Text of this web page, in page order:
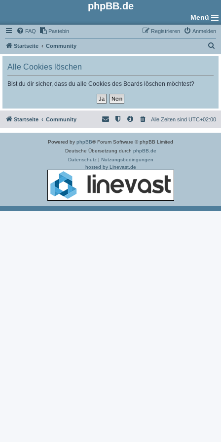
phpBB.de
Menü
FAQ Pastebin Anmelden
Registrieren
Startseite Community
u
Alle Cookies löschen
Bist du dir sicher, dass du alle Cookies des Boards löschen möchtest?
Startseite Community Alle Zeiten sind UTC+02:00
Powered by phpBB® Forum Software © phpBB Limited
Deutsche Übersetzung durch phpBB.de
Datenschutz| Nutzungsbedingungen
hosted by Linevast.de